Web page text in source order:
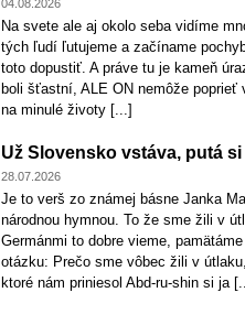
04.08.2026
Na svete ale aj okolo seba vidíme
tých ľudí ľutujeme a začíname
toto dopustiť. A práve tu je kameň
boli šťastní, ALE ON nemôže
na minulé životy [...]
Už Slovensko vstáva, putá
28.07.2026
Je to verš zo známej básne Janka
národnou hymnou. To že sme žili v
Germánmi to dobre vieme,
otázku: Prečo sme vôbec žili v
ktoré nám priniesol Abd-ru-shin si ja